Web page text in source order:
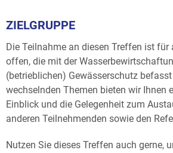
ZIELGRUPPE
Die Teilnahme an diesen Treffen ist für
offen, die mit der
(betrieblichen) Gewässerschutz
wechselnden Themen bieten wir Ihnen
Einblick und die Gelegenheit zum
anderen Teilnehmenden sowie den
Nutzen Sie dieses Treffen auch gerne,